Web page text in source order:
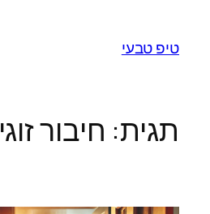
טיפ טבעי
תגית: חיבור זוגי